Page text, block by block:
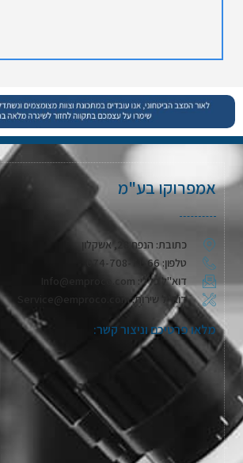
אמפרוקו בע"מ
כתובת: הנפח 28, אשקלון
טלפון: 074-708-71-66
דוא"ל כללי: Info@emproco.com
דוא"ל שירות: Service@emproco.com
מלאו פרטיכם וניצור קשר: